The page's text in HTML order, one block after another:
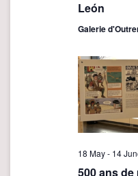
León
Galerie
18 May- 14
500 ans